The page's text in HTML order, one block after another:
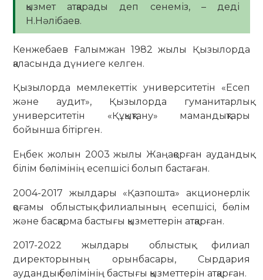
қызмет атқарады деп сенеміз, – деді
Н.Нәлібаев.
Кенжебаев Ғалымжан 1982 жылы Қызылорда
қаласында дүниеге келген.
Қызылорда мемлекеттік университетін «Есеп
және аудит», Қызылорда гуманитарлық
университетін «Құқықтану» мамандықтары
бойынша бітірген.
Еңбек жолын 2003 жылы Жаңақорған аудандық
білім бөлімінің есепшісі болып бастаған.
2004-2017 жылдары «Қазпошта» акционерлік
қоғамы облыстық филиалының есепшісі, бөлім
және басқарма бастығы қызметтерін атқарған.
2017-2022 жылдары облыстық филиал
директорының орынбасары, Сырдария
аудандық бөлімінің бастығы қызметтерін атқарған.